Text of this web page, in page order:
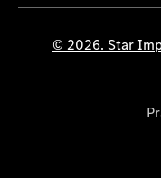
© 2026. Star